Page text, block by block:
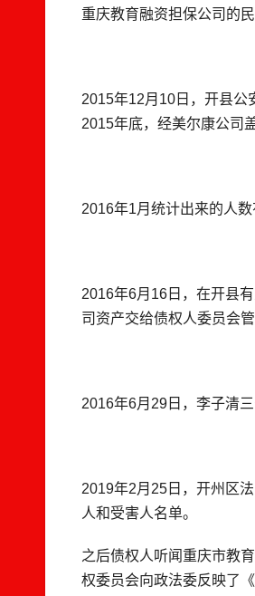
重庆教育融资担保公司的
2015年12月10日，开县公
2015年底，经美尔康公司
2016年1月统计出来的人
2016年6月16日，在开县
司资产交给债权人委员会管
2016年6月29日，李子清
2019年2月25日，开州区
人和受害人名单。
之后债权人听闻重庆市教
权委员会向政法委反映了